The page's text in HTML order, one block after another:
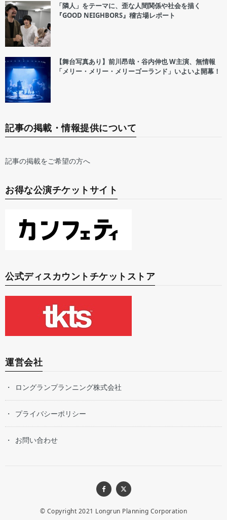
「隣人」をテーマに、歪な人間関係や社会を描く
『GOOD NEIGHBORS』稽古場レポート
【舞台写真あり】前川昂哉・谷内伸也 W主演、無情報
「メリー・メリー・メリーゴーランド」いよいよ開幕！
記事の掲載・情報提供について
記事の掲載をご希望の方へ
お得な公演チケットサイト
公式ディスカウントチケットストア
運営会社
ロングランプランニング株式会社
プライバシーポリシー
お問い合わせ
© Copyright 2021 Longrun Planning Corporation